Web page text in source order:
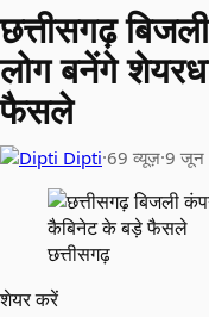
छत्तीसगढ़
लोग बनेंगे
फैसले
Dipti·69 व्यूज़·9 जून
छत्तीसगढ़
शेयर करें